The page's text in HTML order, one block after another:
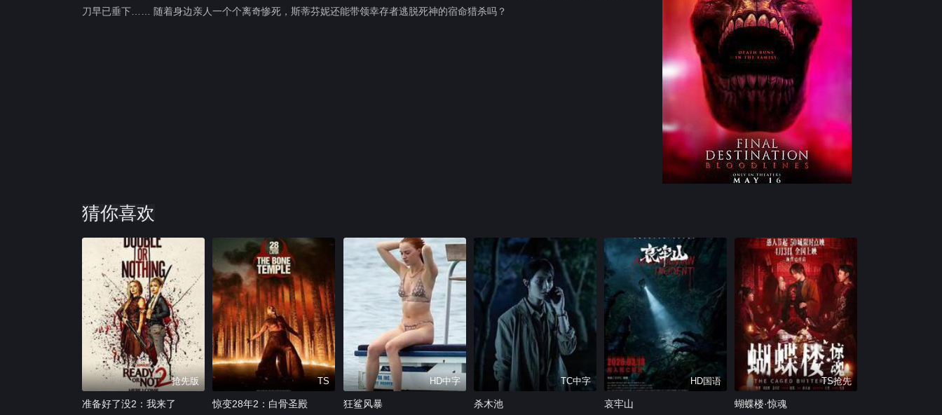
刀早已垂下…… 随着身边亲人一个个离奇惨死，斯蒂芬妮还能带领幸存者逃脱死神的宿命猎杀吗？
猜你喜欢
抢先版
准备好了没2：我来了
TS
惊变28年2：白骨圣殿
HD中字
狂鲨风暴
TC中字
杀木池
HD国语
哀牢山
TS抢先
蝴蝶楼·惊魂